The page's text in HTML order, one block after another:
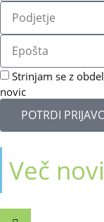
Strinjam se z
novic
POTRDI
Več